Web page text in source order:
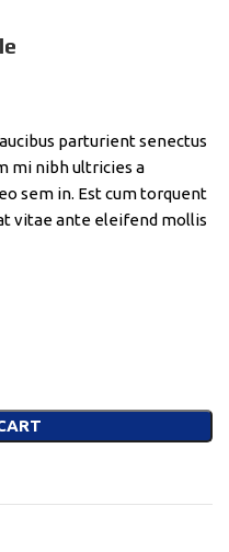
parturient senectus
mi nibh ultricies a
sem in. Est cum torquent
vitae ante eleifend mollis